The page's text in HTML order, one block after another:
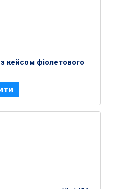
кейсом фіолетового